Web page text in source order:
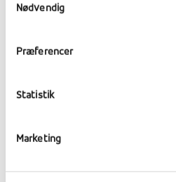
Nødvendig
Præferencer
Statistik
Marketing
Sejlads på bane med